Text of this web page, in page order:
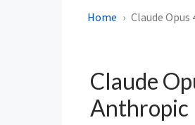
Home Claude
Claude
Anthropic